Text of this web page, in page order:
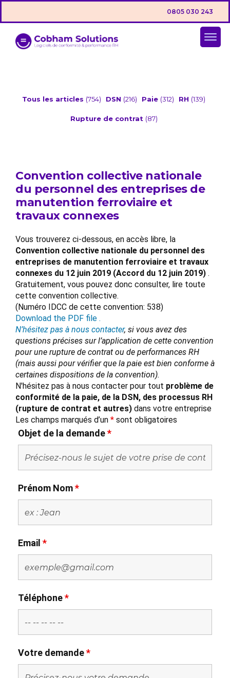
0805 030 243
Tous les articles (754) DSN (216) Paie (312) RH (139)
Rupture de contrat (87)
Convention collective nationale
du personnel des entreprises de
manutention ferroviaire et
travaux connexes
Vous trouverez ci-dessous, en accès libre, la
Convention collective nationale du personnel des
entreprises de manutention ferroviaire et travaux
connexes du 12 juin 2019 (Accord du 12 juin 2019) .
Gratuitement, vous pouvez donc consulter, lire toute
cette convention collective.
(Numéro IDCC de cette convention: 538)
Download the PDF file .
N’hésitez pas à nous contacter, si vous avez des
questions précises sur l’application de cette convention
pour une rupture de contrat ou de performances RH
(mais aussi pour vérifier que la paie est bien conforme à
certaines dispositions de la convention).
N'hésitez pas à nous contacter pour tout problème de
conformité de la paie, de la DSN, des processus RH
(rupture de contrat et autres) dans votre entreprise
Les champs marqués d’un * sont obligatoires
Objet de la demande*
Prénom Nom*
Email *
Téléphone*
Votre demande*